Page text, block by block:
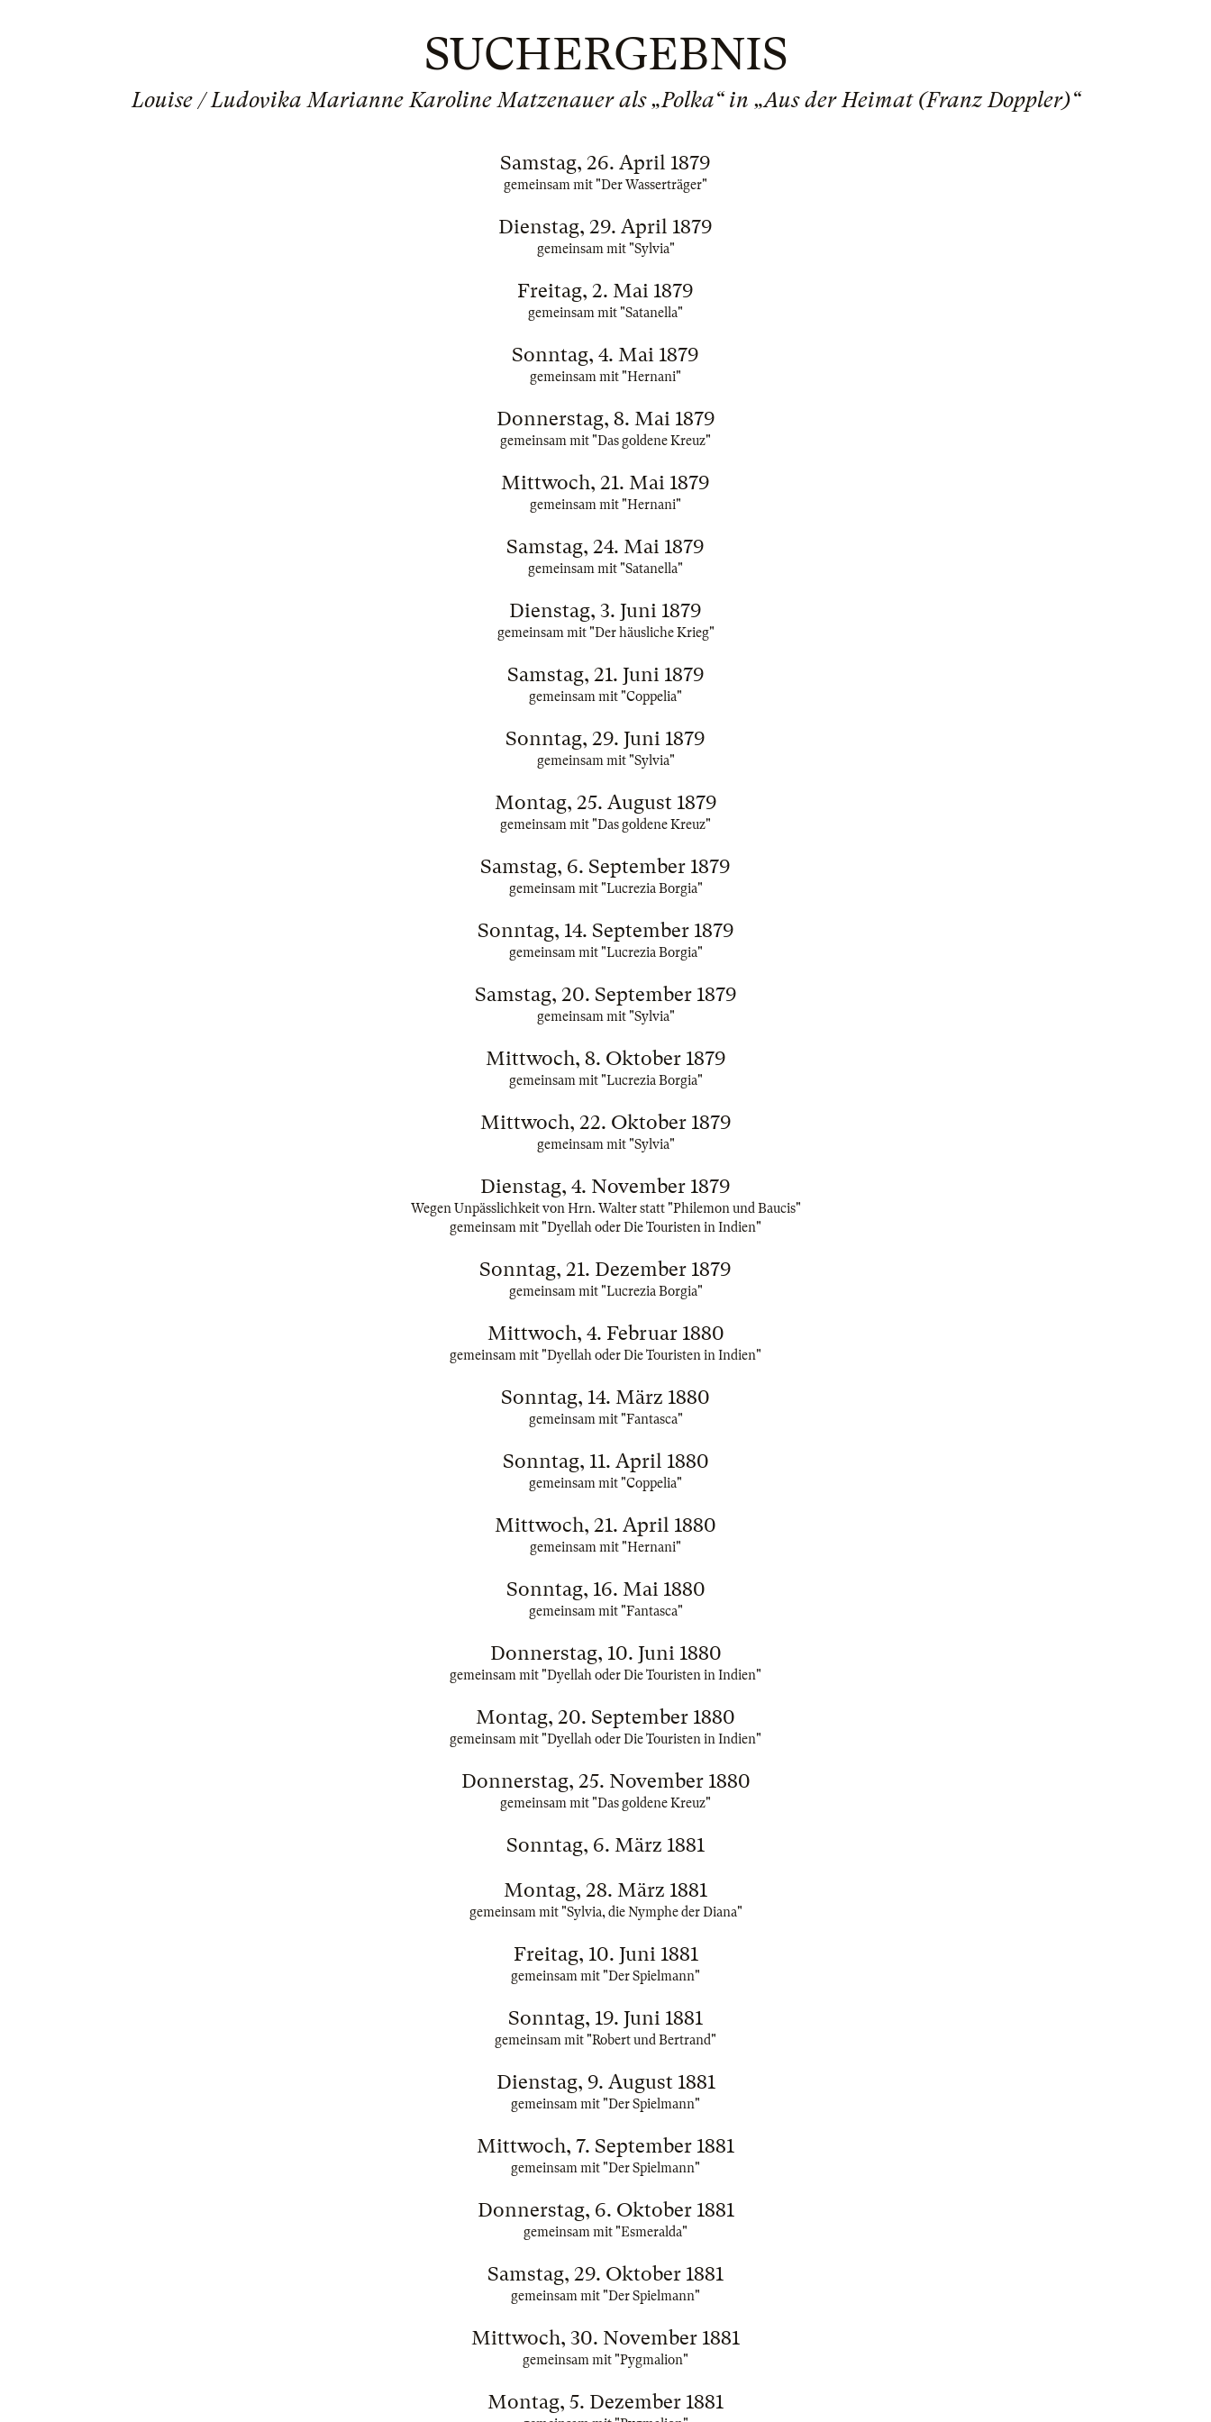
SUCHERGEBNIS
Louise / Ludovika Marianne Karoline Matzenauer als „Polka“ in „Aus der Heimat (Franz Doppler)“
Samstag, 26. April 1879
gemeinsam mit "Der Wasserträger"
Dienstag, 29. April 1879
gemeinsam mit "Sylvia"
Freitag, 2. Mai 1879
gemeinsam mit "Satanella"
Sonntag, 4. Mai 1879
gemeinsam mit "Hernani"
Donnerstag, 8. Mai 1879
gemeinsam mit "Das goldene Kreuz"
Mittwoch, 21. Mai 1879
gemeinsam mit "Hernani"
Samstag, 24. Mai 1879
gemeinsam mit "Satanella"
Dienstag, 3. Juni 1879
gemeinsam mit "Der häusliche Krieg"
Samstag, 21. Juni 1879
gemeinsam mit "Coppelia"
Sonntag, 29. Juni 1879
gemeinsam mit "Sylvia"
Montag, 25. August 1879
gemeinsam mit "Das goldene Kreuz"
Samstag, 6. September 1879
gemeinsam mit "Lucrezia Borgia"
Sonntag, 14. September 1879
gemeinsam mit "Lucrezia Borgia"
Samstag, 20. September 1879
gemeinsam mit "Sylvia"
Mittwoch, 8. Oktober 1879
gemeinsam mit "Lucrezia Borgia"
Mittwoch, 22. Oktober 1879
gemeinsam mit "Sylvia"
Dienstag, 4. November 1879
Wegen Unpässlichkeit von Hrn. Walter statt "Philemon und Baucis"
gemeinsam mit "Dyellah oder Die Touristen in Indien"
Sonntag, 21. Dezember 1879
gemeinsam mit "Lucrezia Borgia"
Mittwoch, 4. Februar 1880
gemeinsam mit "Dyellah oder Die Touristen in Indien"
Sonntag, 14. März 1880
gemeinsam mit "Fantasca"
Sonntag, 11. April 1880
gemeinsam mit "Coppelia"
Mittwoch, 21. April 1880
gemeinsam mit "Hernani"
Sonntag, 16. Mai 1880
gemeinsam mit "Fantasca"
Donnerstag, 10. Juni 1880
gemeinsam mit "Dyellah oder Die Touristen in Indien"
Montag, 20. September 1880
gemeinsam mit "Dyellah oder Die Touristen in Indien"
Donnerstag, 25. November 1880
gemeinsam mit "Das goldene Kreuz"
Sonntag, 6. März 1881
Montag, 28. März 1881
gemeinsam mit "Sylvia, die Nymphe der Diana"
Freitag, 10. Juni 1881
gemeinsam mit "Der Spielmann"
Sonntag, 19. Juni 1881
gemeinsam mit "Robert und Bertrand"
Dienstag, 9. August 1881
gemeinsam mit "Der Spielmann"
Mittwoch, 7. September 1881
gemeinsam mit "Der Spielmann"
Donnerstag, 6. Oktober 1881
gemeinsam mit "Esmeralda"
Samstag, 29. Oktober 1881
gemeinsam mit "Der Spielmann"
Mittwoch, 30. November 1881
gemeinsam mit "Pygmalion"
Montag, 5. Dezember 1881